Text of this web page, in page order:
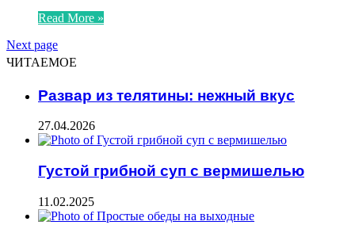
Read More »
Next page
ЧИТАЕМОЕ
Развар из телятины: нежный вкус
27.04.2026
Густой грибной суп с вермишелью
11.02.2025